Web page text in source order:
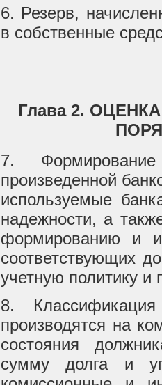
6. Резерв,
в собственные
Глава 2.
7.
произведенной
используемые
надежности, а
формированию и
соответствующих
учетную политику и
8.
производятся на
состояния
сумму долга и